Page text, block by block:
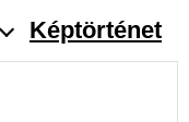
Képtörténet